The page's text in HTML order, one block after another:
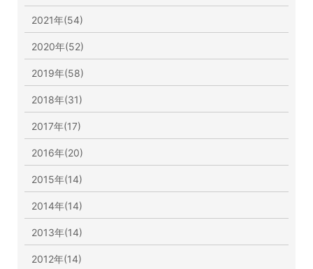
2021年(54)
2020年(52)
2019年(58)
2018年(31)
2017年(17)
2016年(20)
2015年(14)
2014年(14)
2013年(14)
2012年(14)